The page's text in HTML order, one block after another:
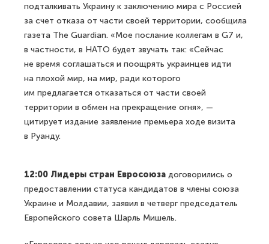
подталкивать Украину к заключению мира с Россией
за счет отказа от части своей территории, сообщила
газета The Guardian. «Мое послание коллегам в G7 и,
в частности, в НАТО будет звучать так: «Сейчас
не время соглашаться и поощрять украинцев идти
на плохой мир, на мир, ради которого
им предлагается отказаться от части своей
территории в обмен на прекращение огня», —
цитирует издание заявление премьера ходе визита
в Руанду.
12:00 Лидеры стран Евросоюза договорились о
предоставлении статуса кандидатов в члены союза
Украине и Молдавии, заявил в четверг председатель
Европейского совета Шарль Мишель.